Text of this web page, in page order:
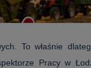
To właśnie
Pracy w